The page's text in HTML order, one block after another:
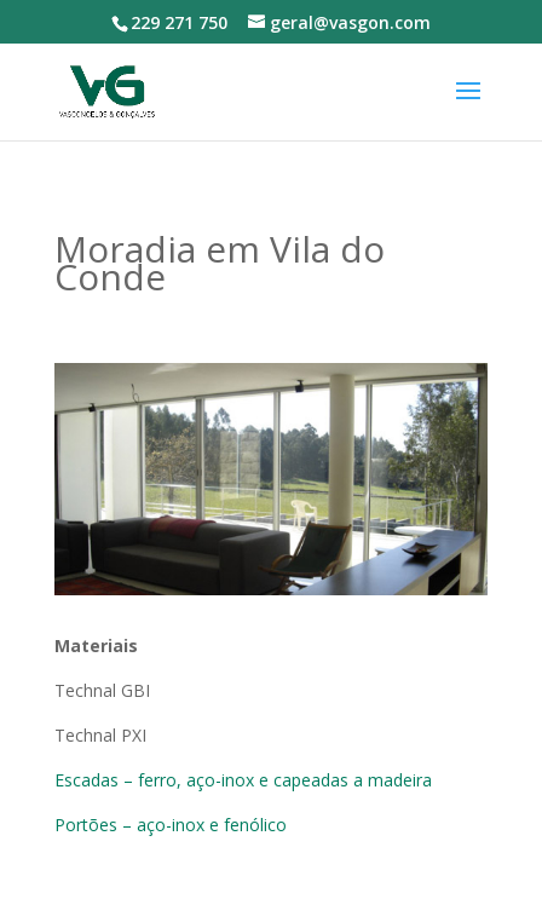
229 271 750 geral@vasgon.com
Moradia em Vila do
Conde
Materiais
Technal GBI
Technal PXI
Escadas – ferro, aço-inox e capeadas a madeira
Portões – aço-inox e fenólico